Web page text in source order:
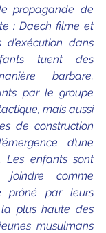
propagande de
: Daech filme et
dans
tuent des
barbare.
par le groupe
mais aussi
de construction
d’une
Les enfants sont
comme
prôné par leurs
la plus haute des
musulmans